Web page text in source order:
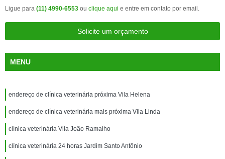
Ligue para (11) 4990-6553 ou clique aqui e entre em contato por email.
Solicite um orçamento
MENU
endereço de clínica veterinária próxima Vila Helena
endereço de clínica veterinária mais próxima Vila Linda
clínica veterinária Vila João Ramalho
clínica veterinária 24 horas Jardim Santo Antônio